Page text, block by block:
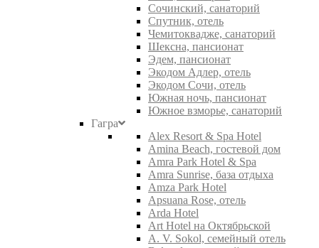
Сочинский, санаторий
Спутник, отель
Чемитоквадже, санаторий
Шексна, пансионат
Эдем, пансионат
Экодом Адлер, отель
Экодом Сочи, отель
Южная ночь, пансионат
Южное взморье, санаторий
Гагра
Alex Resort & Spa Hotel
Amina Beach, гостевой дом
Amra Park Hotel & Spa
Amra Sunrise, база отдыха
Amza Park Hotel
Apsuana Rose, отель
Arda Hotel
Art Hotel на Октябрьской
A. V. Sokol, семейный отель